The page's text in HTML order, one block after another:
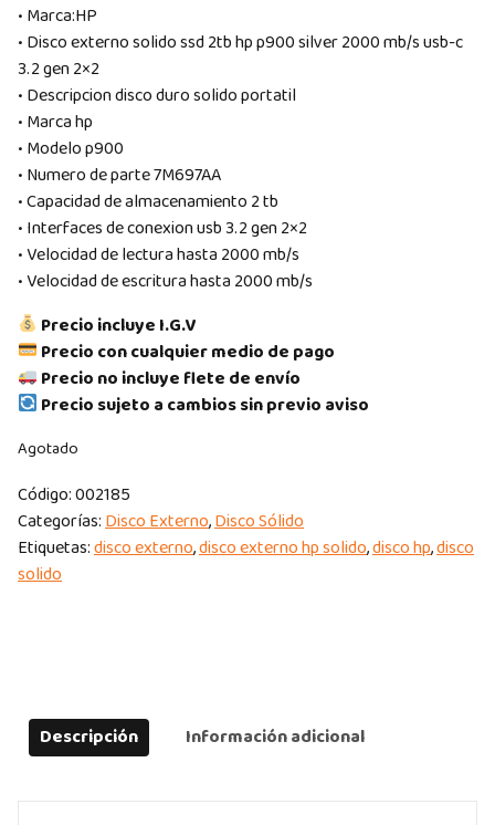
• Marca:HP
• Disco externo solido ssd 2tb hp p900 silver 2000 mb/s usb-c
3.2 gen 2×2
• Descripcion disco duro solido portatil
• Marca hp
• Modelo p900
• Numero de parte 7M697AA
• Capacidad de almacenamiento 2 tb
• Interfaces de conexion usb 3.2 gen 2×2
• Velocidad de lectura hasta 2000 mb/s
• Velocidad de escritura hasta 2000 mb/s
Precio incluye I.G.V
Precio con cualquier medio de pago
Precio no incluye flete de envío
Precio sujeto a cambios sin previo aviso
Agotado
Código:002185
Categorías:Disco Externo,Disco Sólido
Etiquetas:disco externo,disco externo hp solido,disco hp,disco
solido
Descripción Información adicional